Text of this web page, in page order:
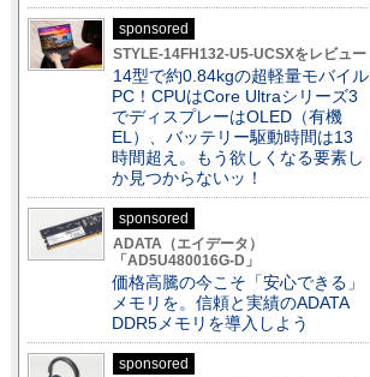
sponsored
STYLE-14FH132-U5-UCSXをレビュー
14型で約0.84kgの超軽量モバイル
PC！CPUはCore Ultraシリーズ3
でディスプレーはOLED（有機
EL）、バッテリー駆動時間は13
時間超え。もう欲しくなる要素し
か見つからないッ！
sponsored
ADATA（エイデータ）
「AD5U480016G-D」
価格高騰の今こそ「安心できる」
メモリを。信頼と実績のADATA
DDR5メモリを導入しよう
sponsored